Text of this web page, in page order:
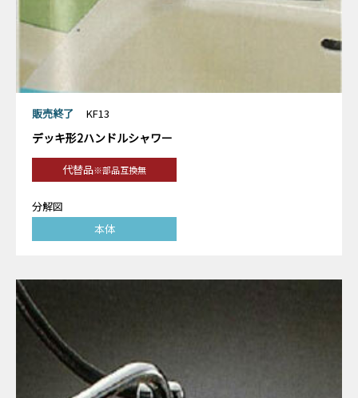
販売終了 KF13
デッキ形2ハンドルシャワー
代替品※部品互換無
分解図
本体